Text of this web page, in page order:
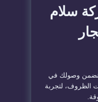
سلام
نضمن وصولك في
الظروف، لتجربة